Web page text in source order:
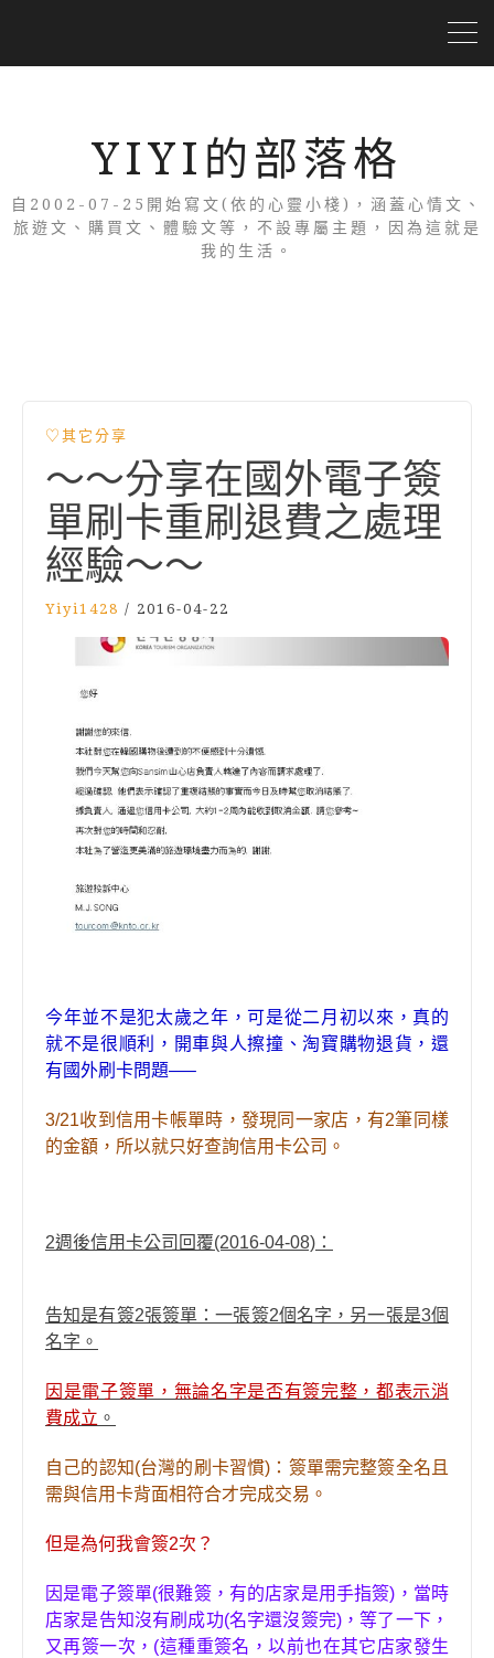
YIYI的部落格
自2002-07-25開始寫文(依的心靈小棧)，涵蓋心情文、
旅遊文、購買文、體驗文等，不設專屬主題，因為這就是
我的生活。
♡其它分享
～～分享在國外電子簽
單刷卡重刷退費之處理
經驗～～
Yiyi1428 / 2016-04-22
今年並不是犯太歲之年，可是從二月初以來，真的
就不是很順利，開車與人擦撞、淘寶購物退貨，還
有國外刷卡問題—–
3/21收到信用卡帳單時，發現 同一家店，有2筆同樣
的金額，所以就只好查詢信用卡公司。
2週後信用卡公司回覆(2016-04-08)：
告知是有簽2張簽單：一張簽2個名字，另一張是3個
名字。
因是電子簽單，無論名字是否有簽完整，都表示消
費成立 。
自己的認知(台灣的刷卡習慣)：簽單需完整簽全名且
需與信用卡背面相符合才完成交易。
但是為何我會簽2次？
因是電子簽單(很難簽，有的店家是用手指簽)，當時
店家是告知沒有刷成功(名字還沒簽完)，等了一下，
又再簽一次，(這種重簽名，以前也在其它店家發生